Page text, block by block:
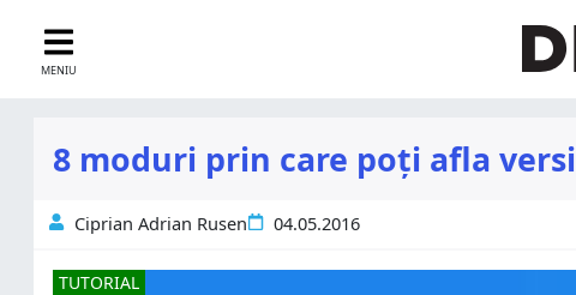
MENIU
8 moduri prin care poți afla
Ciprian Adrian Rusen 04.05.2016
TUTORIAL